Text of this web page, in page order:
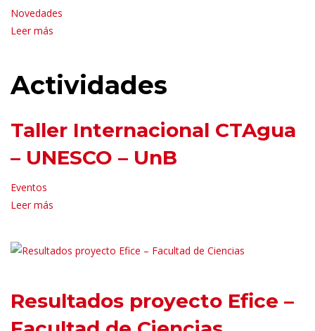
Novedades
Leer más
Actividades
Taller Internacional CTAgua
– UNESCO – UnB
Eventos
Leer más
Resultados proyecto Efice –